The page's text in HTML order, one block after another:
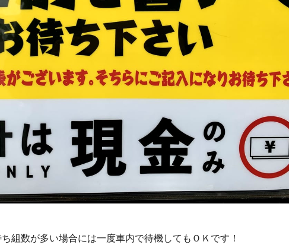
組数が多い場合には一度車内で待機してもＯＫです！